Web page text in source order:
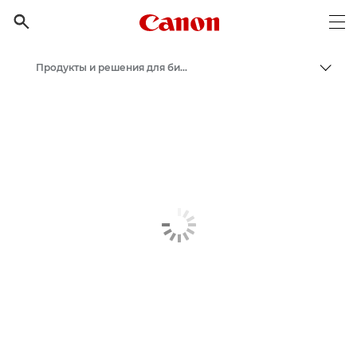

Canon Logo, back to
Продукты и решения для бизнеса